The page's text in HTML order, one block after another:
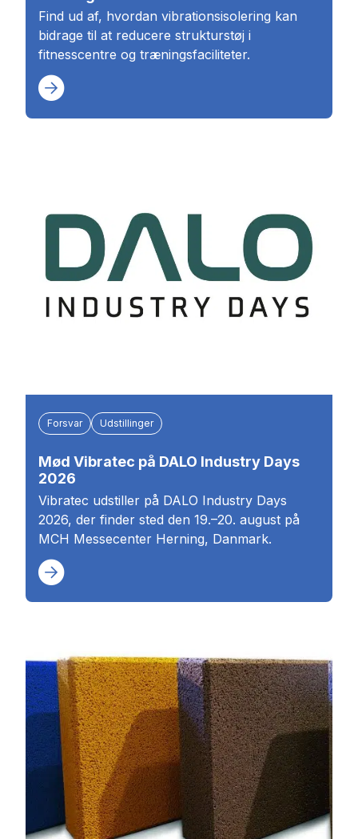
Find ud af, hvordan vibrationsisolering kan
bidrage til at reducere strukturstøj i
fitnesscentre og træningsfaciliteter.
Forsvar Udstillinger
Mød Vibratec på DALO Industry Days
2026
Vibratec udstiller på DALO Industry Days
2026, der finder sted den 19.–20. august på
MCH Messecenter Herning, Danmark.